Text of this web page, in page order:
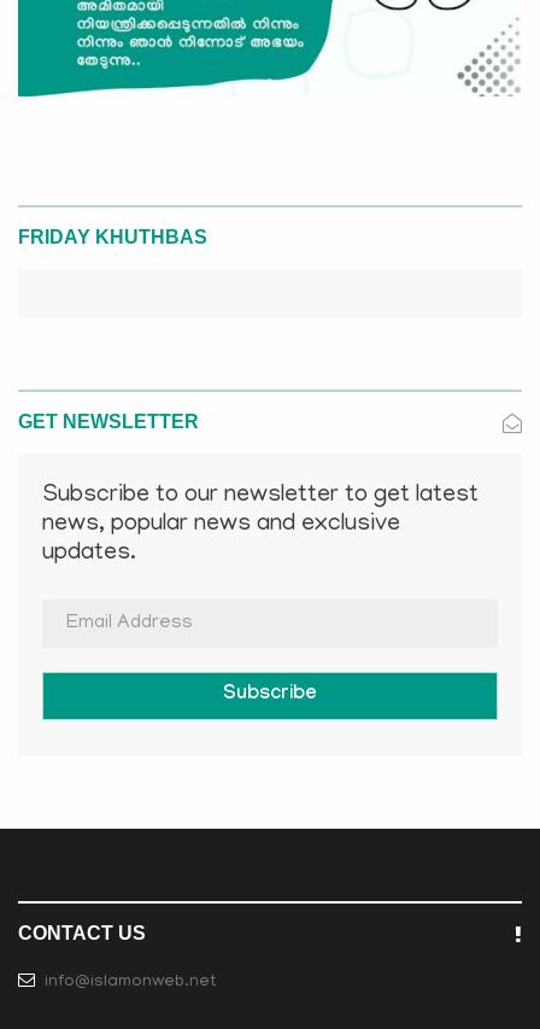
FRIDAY KHUTHBAS
GET NEWSLETTER
Subscribe to our newsletter to get latest
news, popular news and exclusive
updates.
Subscribe
CONTACT US
info@islamonweb.net